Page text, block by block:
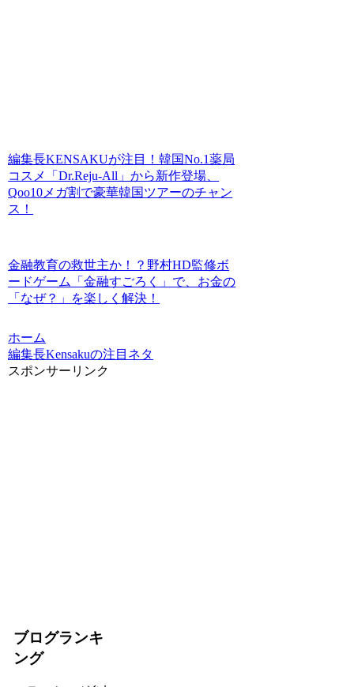
編集長KENSAKUが注目！韓国No.1薬局
コスメ「Dr.Reju-All」から新作登場、
Qoo10メガ割で豪華韓国ツアーのチャン
ス！
金融教育の救世主か！？野村HD監修ボ
ードゲーム「金融すごろく」で、お金の
「なぜ？」を楽しく解決！
ホーム
編集長Kensakuの注目ネタ
スポンサーリンク
ブログランキ
ング